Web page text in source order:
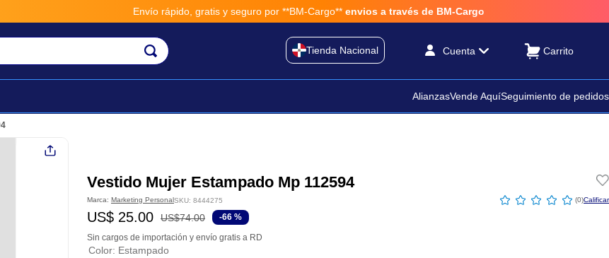
Envío rápido, gratis y seguro por **BM-Cargo** envios a través de BM-Cargo
Tienda Nacional Cuenta
AlianzasVende AquíSeguimiento de pedidos
Vestido Mujer Estampado Mp 112594
Marca: Marketing PersonalSKU: 8444275 ☆ ☆ ☆ ☆ ☆ (0)
US$ 25.00 US$74.00 -66 %
Sin cargos de importación y envío gratis a RD
Color: Estampado